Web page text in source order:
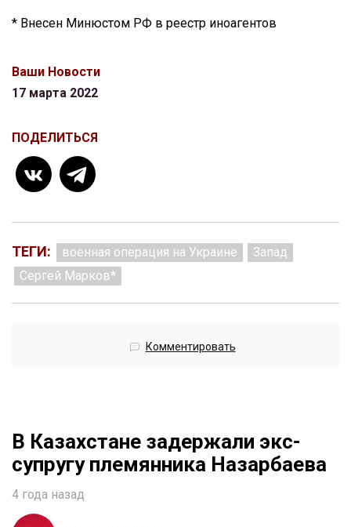
* Внесен Минюстом РФ в реестр иноагентов
Ваши Новости
17 марта 2022
ПОДЕЛИТЬСЯ
ТЕГИ: военная операция на Украине
Запад
Сергей Марков*
Комментировать
В Казахстане задержали экс-
супругу племянника Назарбаева
4 года назад